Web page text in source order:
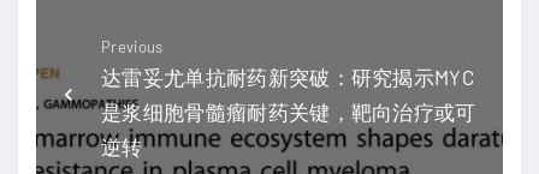
Previous
达雷妥尤单抗耐药新突破：研究揭示MYC
是浆细胞骨髓瘤耐药关键，靶向治疗或可
逆转